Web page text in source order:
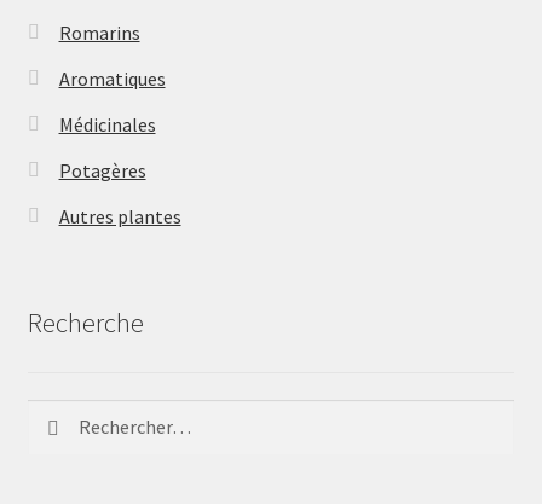
Romarins
Aromatiques
Médicinales
Potagères
Autres plantes
Recherche